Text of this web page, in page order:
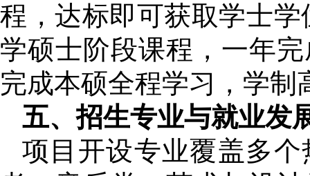
程，达标即可获取学士
学硕士阶段课程，一年
完成本硕全程学习，学制
五、招生专业与就业发
项目开设专业覆盖多